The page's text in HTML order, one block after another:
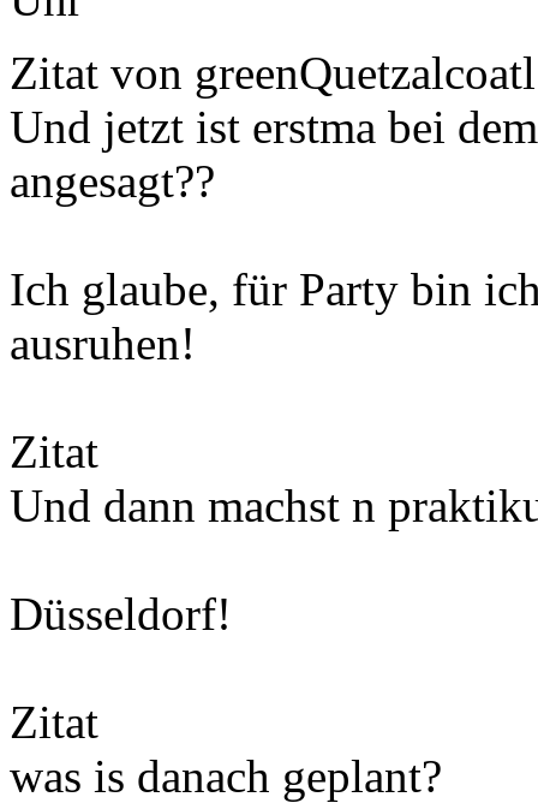
Zitat von
Und jetzt ist erstma bei
angesagt??
Ich glaube, für Party bin
ausruhen!
Zitat
Und dann machst n
Düsseldorf!
Zitat
was is danach geplant?